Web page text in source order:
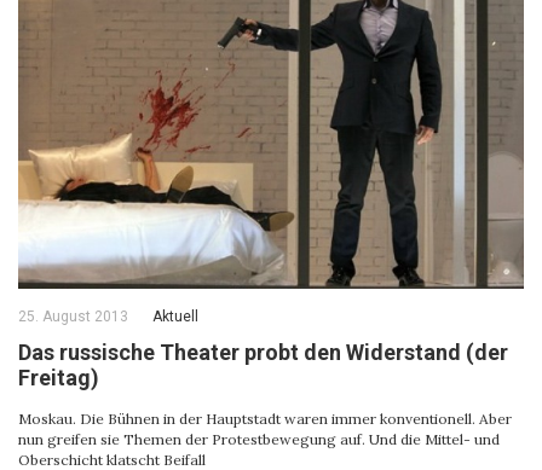
25. August 2013 Aktuell
Das russische Theater probt den Widerstand (der
Freitag)
Moskau. Die Bühnen in der Hauptstadt waren immer konventionell. Aber
nun greifen sie Themen der Protestbewegung auf. Und die Mittel- und
Oberschicht klatscht Beifall